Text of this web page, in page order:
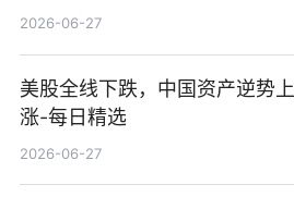
2026-06-27
美股全线下跌，中国资产逆势上
涨-每日精选
2026-06-27